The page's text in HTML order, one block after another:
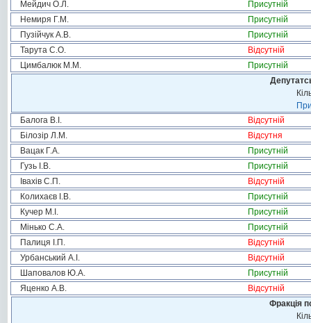
Мейдич О.Л.
Присутній
Немиря Г.М.
Присутній
Пузійчук А.В.
Присутній
Тарута С.О.
Відсутній
Цимбалюк М.М.
Присутній
Балога В.І.
Відсутній
Білозір Л.М.
Відсутня
Вацак Г.А.
Присутній
Гузь І.В.
Присутній
Івахів С.П.
Відсутній
Колихаєв І.В.
Присутній
Кучер М.І.
Присутній
Мінько С.А.
Присутній
Палиця І.П.
Відсутній
Урбанський А.І.
Відсутній
Шаповалов Ю.А.
Присутній
Яценко А.В.
Відсутній
Фракція